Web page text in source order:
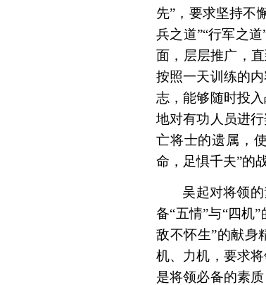
先”，要求坚持不
兵之道”“行军之
面，层层推广，
按照一天训练的
志，能够随时投
地对有功人员进
亡将士的遗属，
命，足惧千夫”的
吴起对将领
备“五情”与“四机
敌不怀生”的献身
机、力机，要求
是将领必备的素